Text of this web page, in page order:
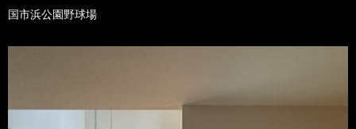
国市浜公園野球場